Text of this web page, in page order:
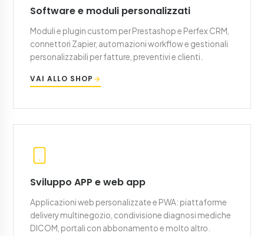
Software e moduli personalizzati
Moduli e plugin custom per Prestashop e Perfex CRM,
connettori Zapier, automazioni workflow e gestionali
personalizzabili per fatture, preventivi e clienti.
VAI ALLO SHOP
Sviluppo APP e web app
Applicazioni web personalizzate e PWA: piattaforme
delivery multinegozio, condivisione diagnosi mediche
DICOM, portali con abbonamento e molto altro.